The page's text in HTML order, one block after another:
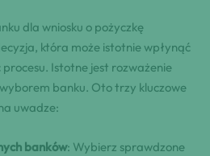
dla wniosku o pożyczkę
która może istotnie wpłynąć
Istotne jest rozważenie
banku. Oto trzy kluczowe
uwadze:
banków: Wybierz sprawdzone